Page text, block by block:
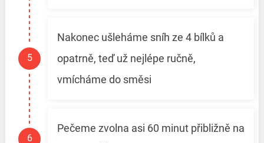
Nakonec ušleháme sníh ze 4 bílků a
opatrně, teď už nejlépe ručně,
vmícháme do směsi
Pečeme zvolna asi 60 minut přibližně na